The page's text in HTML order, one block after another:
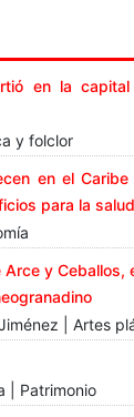
en la
y folclor
en el
para la salud
y Ceballos,
| Artes
| Patrimonio